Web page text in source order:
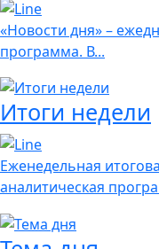
«Новости дня» –
программа. В...
Итоги недели
Еженедельная
аналитическая